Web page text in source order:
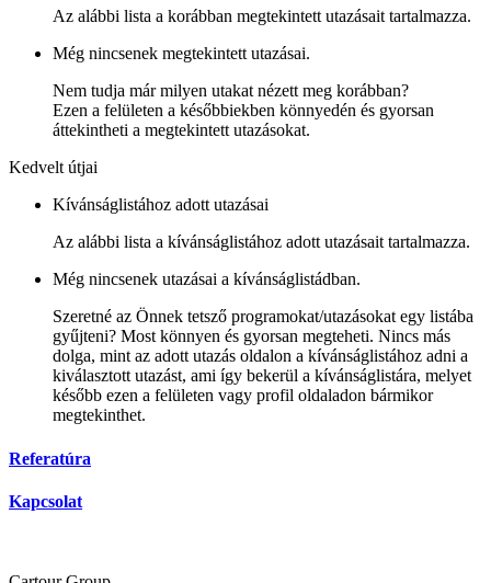
Az alábbi lista a korábban megtekintett utazásait tartalmazza.
Még nincsenek megtekintett utazásai.
Nem tudja már milyen utakat nézett meg korábban?
Ezen a felületen a későbbiekben könnyedén és gyorsan
áttekintheti a megtekintett utazásokat.
Kedvelt útjai
Kívánságlistához adott utazásai
Az alábbi lista a kívánságlistához adott utazásait tartalmazza.
Még nincsenek utazásai a kívánságlistádban.
Szeretné az Önnek tetsző programokat/utazásokat egy listába
gyűjteni? Most könnyen és gyorsan megteheti. Nincs más
dolga, mint az adott utazás oldalon a kívánságlistához adni a
kiválasztott utazást, ami így bekerül a kívánságlistára, melyet
később ezen a felületen vagy profil oldaladon bármikor
megtekinthet.
Referatúra
Kapcsolat